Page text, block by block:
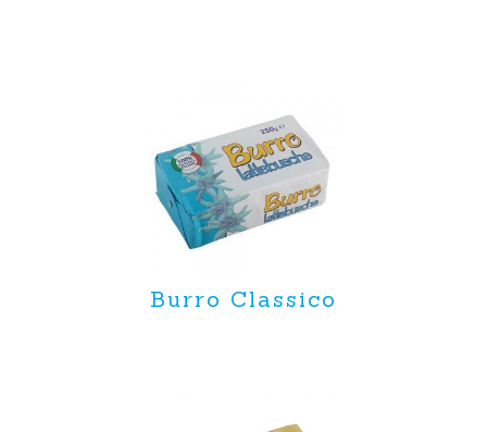
Burro Classico